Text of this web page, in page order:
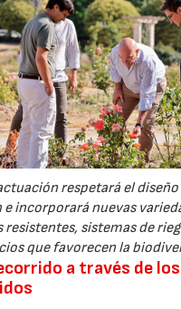
respetará el
incorporará nuevas
resistentes, sistemas de
que favorecen la
a través de